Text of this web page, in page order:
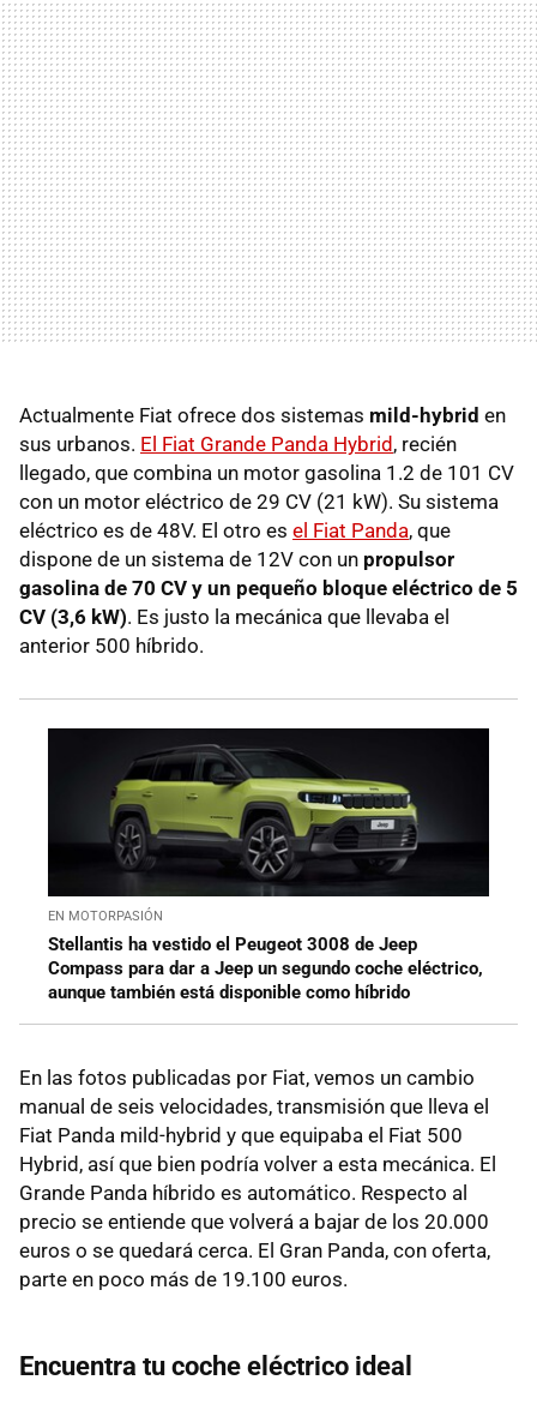
Actualmente Fiat ofrece dos sistemas mild-hybrid en
sus urbanos. El Fiat Grande Panda Hybrid, recién
llegado, que combina un motor gasolina 1.2 de 101 CV
con un motor eléctrico de 29 CV (21 kW). Su sistema
eléctrico es de 48V. El otro es el Fiat Panda, que
dispone de un sistema de 12V con un propulsor
gasolina de 70 CV y un pequeño bloque eléctrico de 5
CV (3,6 kW). Es justo la mecánica que llevaba el
anterior 500 híbrido.
EN MOTORPASIÓN
Stellantis ha vestido el Peugeot 3008 de Jeep
Compass para dar a Jeep un segundo coche eléctrico,
aunque también está disponible como híbrido
En las fotos publicadas por Fiat, vemos un cambio
manual de seis velocidades, transmisión que lleva el
Fiat Panda mild-hybrid y que equipaba el Fiat 500
Hybrid, así que bien podría volver a esta mecánica. El
Grande Panda híbrido es automático. Respecto al
precio se entiende que volverá a bajar de los 20.000
euros o se quedará cerca. El Gran Panda, con oferta,
parte en poco más de 19.100 euros.
Encuentra tu coche eléctrico ideal